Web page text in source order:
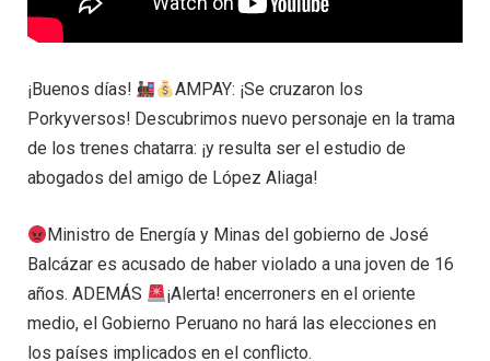
¡Buenos días!
AMPAY: ¡Se cruzaron los
Porkyversos! Descubrimos nuevo personaje en la trama
de los trenes chatarra: ¡y resulta ser el estudio de
abogados del amigo de López Aliaga!
Ministro de Energía y Minas del gobierno de José
Balcázar es acusado de haber violado a una joven de 16
años. ADEMÁS
¡Alerta! encerroners en el oriente
medio, el Gobierno Peruano no hará las elecciones en
los países implicados en el conflicto.